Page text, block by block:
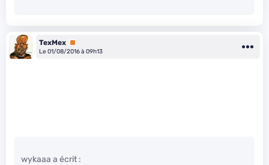
TexMex Premium
Le 01/08/2016 à 09h13
wykaaa a écrit :